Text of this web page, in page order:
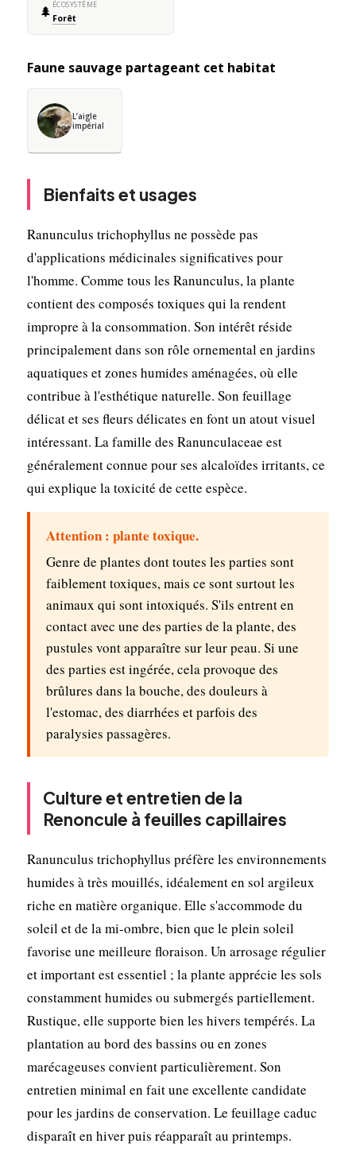
🌲 ÉCOSYSTÈME
Forêt
Faune sauvage partageant cet habitat
L’aigle
impérial
Bienfaits et usages
Ranunculus trichophyllus ne possède pas
d'applications médicinales significatives pour
l'homme. Comme tous les Ranunculus, la plante
contient des composés toxiques qui la rendent
impropre à la consommation. Son intérêt réside
principalement dans son rôle ornemental en jardins
aquatiques et zones humides aménagées, où elle
contribue à l'esthétique naturelle. Son feuillage
délicat et ses fleurs délicates en font un atout visuel
intéressant. La famille des Ranunculaceae est
généralement connue pour ses alcaloïdes irritants, ce
qui explique la toxicité de cette espèce.
Attention : plante toxique.
Genre de plantes dont toutes les parties sont
faiblement toxiques, mais ce sont surtout les
animaux qui sont intoxiqués. S'ils entrent en
contact avec une des parties de la plante, des
pustules vont apparaître sur leur peau. Si une
des parties est ingérée, cela provoque des
brûlures dans la bouche, des douleurs à
l'estomac, des diarrhées et parfois des
paralysies passagères.
Culture et entretien de la
Renoncule à feuilles capillaires
Ranunculus trichophyllus préfère les environnements
humides à très mouillés, idéalement en sol argileux
riche en matière organique. Elle s'accommode du
soleil et de la mi-ombre, bien que le plein soleil
favorise une meilleure floraison. Un arrosage régulier
et important est essentiel ; la plante apprécie les sols
constamment humides ou submergés partiellement.
Rustique, elle supporte bien les hivers tempérés. La
plantation au bord des bassins ou en zones
marécageuses convient particulièrement. Son
entretien minimal en fait une excellente candidate
pour les jardins de conservation. Le feuillage caduc
disparaît en hiver puis réapparaît au printemps.